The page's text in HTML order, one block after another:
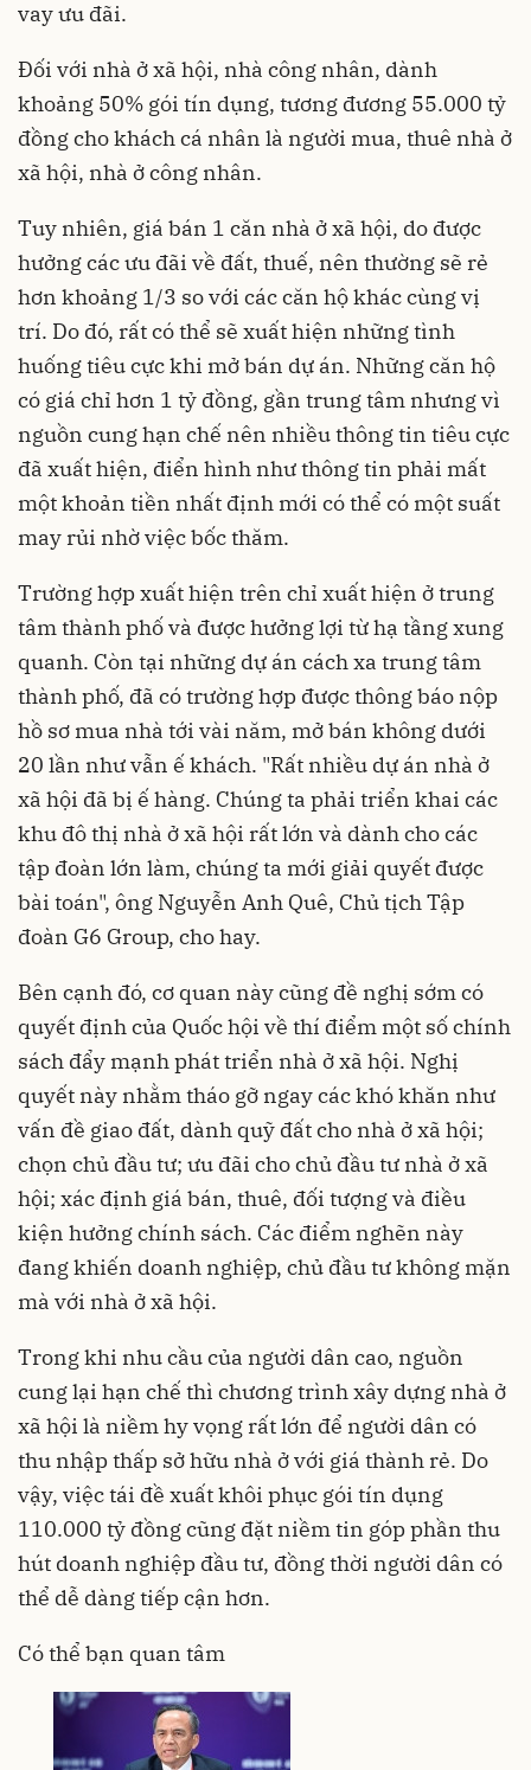
vay ưu đãi.
Đối với nhà ở xã hội, nhà công nhân, dành
khoảng 50% gói tín dụng, tương đương 55.000 tỷ
đồng cho khách cá nhân là người mua, thuê nhà ở
xã hội, nhà ở công nhân.
Tuy nhiên, giá bán 1 căn nhà ở xã hội, do được
hưởng các ưu đãi về đất, thuế, nên thường sẽ rẻ
hơn khoảng 1/3 so với các căn hộ khác cùng vị
trí. Do đó, rất có thể sẽ xuất hiện những tình
huống tiêu cực khi mở bán dự án. Những căn hộ
có giá chỉ hơn 1 tỷ đồng, gần trung tâm nhưng vì
nguồn cung hạn chế nên nhiều thông tin tiêu cực
đã xuất hiện, điển hình như thông tin phải mất
một khoản tiền nhất định mới có thể có một suất
may rủi nhờ việc bốc thăm.
Trường hợp xuất hiện trên chỉ xuất hiện ở trung
tâm thành phố và được hưởng lợi từ hạ tầng xung
quanh. Còn tại những dự án cách xa trung tâm
thành phố, đã có trường hợp được thông báo nộp
hồ sơ mua nhà tới vài năm, mở bán không dưới
20 lần như vẫn ế khách. "Rất nhiều dự án nhà ở
xã hội đã bị ế hàng. Chúng ta phải triển khai các
khu đô thị nhà ở xã hội rất lớn và dành cho các
tập đoàn lớn làm, chúng ta mới giải quyết được
bài toán", ông Nguyễn Anh Quê, Chủ tịch Tập
đoàn G6 Group, cho hay.
Bên cạnh đó, cơ quan này cũng đề nghị sớm có
quyết định của Quốc hội về thí điểm một số chính
sách đẩy mạnh phát triển nhà ở xã hội. Nghị
quyết này nhằm tháo gỡ ngay các khó khăn như
vấn đề giao đất, dành quỹ đất cho nhà ở xã hội;
chọn chủ đầu tư; ưu đãi cho chủ đầu tư nhà ở xã
hội; xác định giá bán, thuê, đối tượng và điều
kiện hưởng chính sách. Các điểm nghẽn này
đang khiến doanh nghiệp, chủ đầu tư không mặn
mà với nhà ở xã hội.
Trong khi nhu cầu của người dân cao, nguồn
cung lại hạn chế thì chương trình xây dựng nhà ở
xã hội là niềm hy vọng rất lớn để người dân có
thu nhập thấp sở hữu nhà ở với giá thành rẻ. Do
vậy, việc tái đề xuất khôi phục gói tín dụng
110.000 tỷ đồng cũng đặt niềm tin góp phần thu
hút doanh nghiệp đầu tư, đồng thời người dân có
thể dễ dàng tiếp cận hơn.
Có thể bạn quan tâm